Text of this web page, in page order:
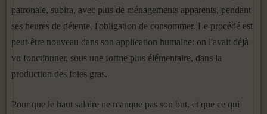
patronale, subira, avec plus de ménagements apparents, pendant
ses heures de détente, l'obligation de consommer. Le procédé est
peut-être nouveau dans son application humaine: on l'avait déjà
vu fonctionner, sous une forme plus élémen­taire, dans la
production des foies gras.
Pour que le haut salaire ne manque pas son but, et que ce qui